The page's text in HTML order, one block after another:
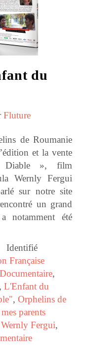
du
Fluture
de Roumanie
et la vente
», film
Wernly Fergui
sur notre site
un grand
notamment été
Identifié
Française
Documentaire,
, L'Enfant du
, Orphelins de
parents
Fergui,